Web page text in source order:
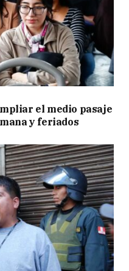
el medio pasaje
y feriados